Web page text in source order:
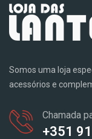
Somos uma loja
acessórios e
Chamada
+351